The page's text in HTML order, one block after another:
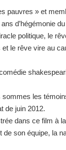
pauvres » et
d’hégémonie
politique, le
et le rêve vire au
les
de juin 2012.
dans ce film à
de son équipe, la